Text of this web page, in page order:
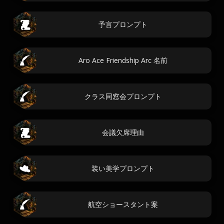
予言プロンプト
Aro Ace Friendship Arc 名前
クラス同窓会プロンプト
会議欠席理由
装い美学プロンプト
航空ショースタント案